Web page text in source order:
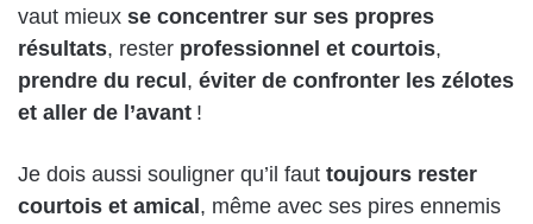
vaut mieux se concentrer sur ses propres
résultats, rester professionnel et courtois,
prendre du recul, éviter de confronter les zélotes
et aller de l’avant !
Je dois aussi souligner qu’il faut toujours rester
courtois et amical, même avec ses pires ennemis